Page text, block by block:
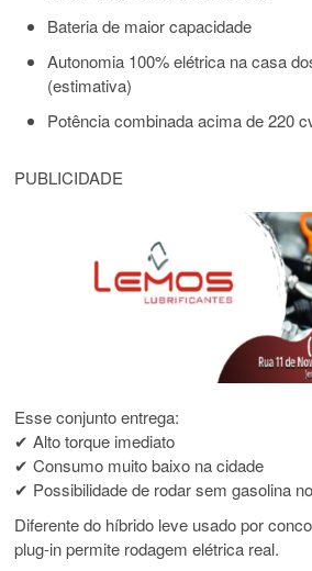
Bateria de maior capacidade
Autonomia 100% elétrica na casa
(estimativa)
Potência combinada acima de 220
PUBLICIDADE
Esse conjunto entrega:
✔ Alto torque imediato
✔ Consumo muito baixo na cidade
✔ Possibilidade de rodar sem gasolina
Diferente do híbrido leve usado por
plug-in permite rodagem elétrica real.